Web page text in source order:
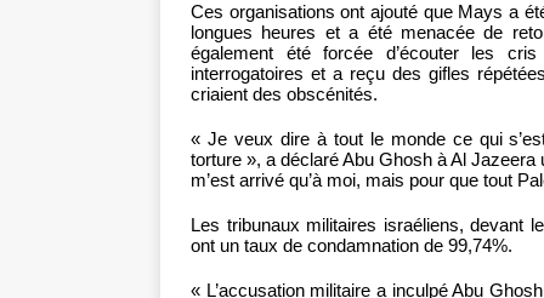
Ces organisations ont ajouté que Mays a
longues heures et a été menacée de
également été forcée d’écouter les
interrogatoires et a reçu des gifles
criaient des obscénités.
« Je veux dire à tout le monde ce qui
torture », a déclaré Abu Ghosh à Al
m’est arrivé qu’à moi, mais pour que tout
Les tribunaux militaires israéliens, devant
ont un taux de condamnation de 99,74%.
« L’accusation militaire a inculpé Abu